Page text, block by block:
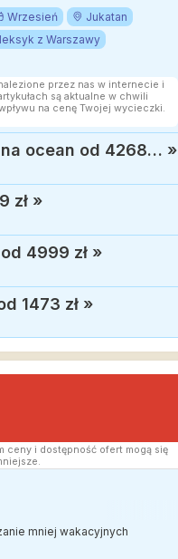
Wrzesień
Jukatan
z Warszawy
przez nas w internecie i
są aktualne w chwili
na cenę Twojej wycieczki.
Egzotyczne wczasy w Azji: Sri Lanka, 5* hotel z wyżywieniem i widokiem na ocean od 4268 zł »
zł »
4999 zł »
1473 zł »
ceny i dostępność ofert mogą się
mniej wakacyjnych